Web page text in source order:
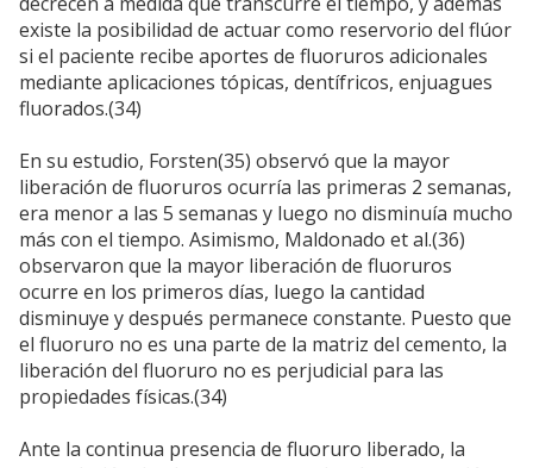
existe la posibilidad de actuar como reservorio del flúor
si el paciente recibe aportes de fluoruros adicionales
mediante aplicaciones tópicas, dentífricos, enjuagues
fluorados.(34)
En su estudio, Forsten(35) observó que la mayor
liberación de fluoruros ocurría las primeras 2 semanas,
era menor a las 5 semanas y luego no disminuía mucho
más con el tiempo. Asimismo, Maldonado et al.(36)
observaron que la mayor liberación de fluoruros
ocurre en los primeros días, luego la cantidad
disminuye y después permanece constante. Puesto que
el fluoruro no es una parte de la matriz del cemento, la
liberación del fluoruro no es perjudicial para las
propiedades físicas.(34)
Ante la continua presencia de fluoruro liberado, la